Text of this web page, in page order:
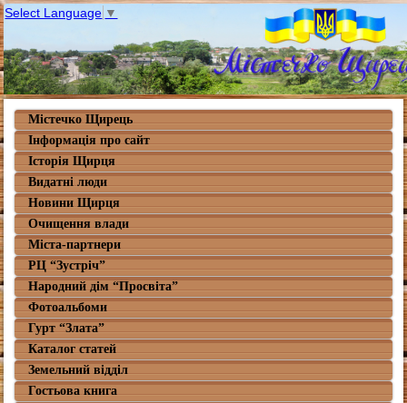
Select Language ▼
Містечко Щирець
Інформація про сайт
Історія Щирця
Видатні люди
Новини Щирця
Очищення влади
Міста-партнери
РЦ “Зустріч”
Народний дім “Просвіта”
Фотоальбоми
Гурт “Злата”
Каталог статей
Земельний відділ
Гостьова книга